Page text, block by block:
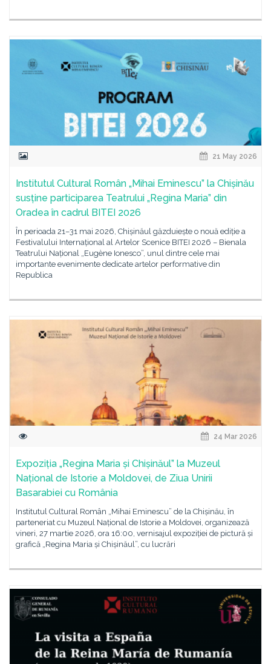
21 May 2026
Institutul Cultural Român „Mihai Eminescu” la Chișinău
susține participarea Teatrului „Regina Maria” din
Oradea în cadrul BITEI 2026
În perioada 21–31 mai 2026, Chișinăul găzduiește o nouă ediție a
Festivalului Internațional al Artelor Scenice BITEI 2026 – Bienala
Teatrului Național „Eugène Ionesco”, unul dintre cele mai
importante evenimente dedicate artelor performative din
Republica
24 Mar 2026
Expoziția „Regina Maria și Chișinăul” la Muzeul
Național de Istorie a Moldovei, de Ziua Unirii
Basarabiei cu România
Institutul Cultural Român „Mihai Eminescu” de la Chișinău, în
parteneriat cu Muzeul Național de Istorie a Moldovei, organizează
vineri, 27 martie 2026, ora 16:00, vernisajul expoziției de pictură și
grafică „Regina Maria și Chișinăul”, cu lucrări